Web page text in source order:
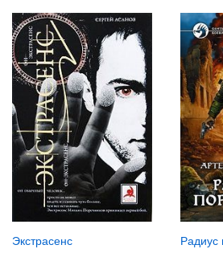
Экстрасенс Радиус